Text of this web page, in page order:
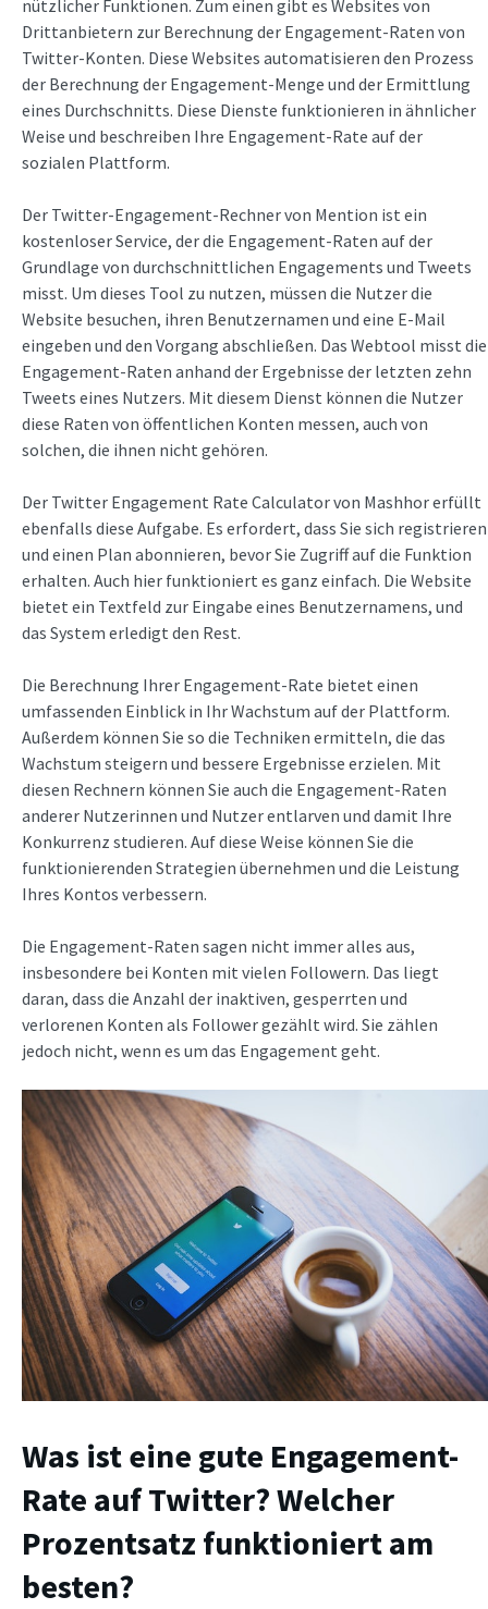
nützlicher Funktionen. Zum einen gibt es Websites von
Drittanbietern zur Berechnung der Engagement-Raten von
Twitter-Konten. Diese Websites automatisieren den Prozess
der Berechnung der Engagement-Menge und der Ermittlung
eines Durchschnitts. Diese Dienste funktionieren in ähnlicher
Weise und beschreiben Ihre Engagement-Rate auf der
sozialen Plattform.
Der Twitter-Engagement-Rechner von Mention ist ein
kostenloser Service, der die Engagement-Raten auf der
Grundlage von durchschnittlichen Engagements und Tweets
misst. Um dieses Tool zu nutzen, müssen die Nutzer die
Website besuchen, ihren Benutzernamen und eine E-Mail
eingeben und den Vorgang abschließen. Das Webtool misst die
Engagement-Raten anhand der Ergebnisse der letzten zehn
Tweets eines Nutzers. Mit diesem Dienst können die Nutzer
diese Raten von öffentlichen Konten messen, auch von
solchen, die ihnen nicht gehören.
Der Twitter Engagement Rate Calculator von Mashhor erfüllt
ebenfalls diese Aufgabe. Es erfordert, dass Sie sich registrieren
und einen Plan abonnieren, bevor Sie Zugriff auf die Funktion
erhalten. Auch hier funktioniert es ganz einfach. Die Website
bietet ein Textfeld zur Eingabe eines Benutzernamens, und
das System erledigt den Rest.
Die Berechnung Ihrer Engagement-Rate bietet einen
umfassenden Einblick in Ihr Wachstum auf der Plattform.
Außerdem können Sie so die Techniken ermitteln, die das
Wachstum steigern und bessere Ergebnisse erzielen. Mit
diesen Rechnern können Sie auch die Engagement-Raten
anderer Nutzerinnen und Nutzer entlarven und damit Ihre
Konkurrenz studieren. Auf diese Weise können Sie die
funktionierenden Strategien übernehmen und die Leistung
Ihres Kontos verbessern.
Die Engagement-Raten sagen nicht immer alles aus,
insbesondere bei Konten mit vielen Followern. Das liegt
daran, dass die Anzahl der inaktiven, gesperrten und
verlorenen Konten als Follower gezählt wird. Sie zählen
jedoch nicht, wenn es um das Engagement geht.
Was ist eine gute Engagement-
Rate auf Twitter? Welcher
Prozentsatz funktioniert am
besten?